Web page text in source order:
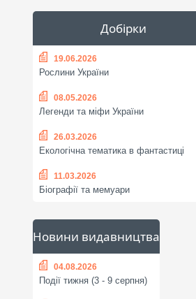
Добірки
19.06.2026
Рослини України
08.05.2026
Легенди та міфи України
26.03.2026
Екологічна тематика в фантастиці
11.03.2026
Біографії та мемуари
Новини видавництва
04.08.2026
Події тижня (3 - 9 серпня)